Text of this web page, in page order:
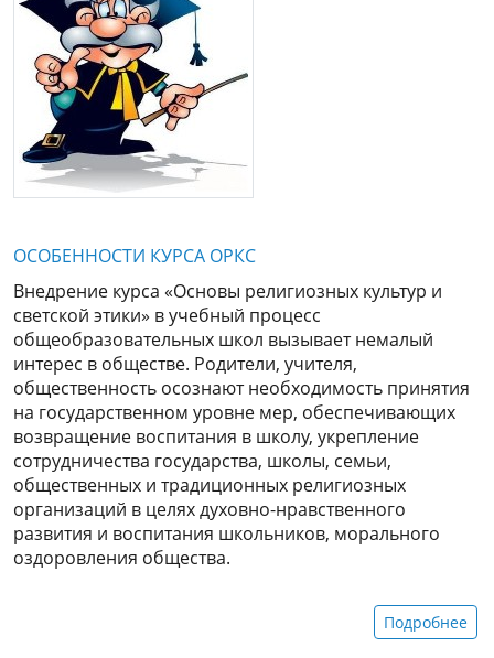
ОСОБЕННОСТИ КУРСА ОРКС
Внедрение курса «Основы религиозных культур и
светской этики» в учебный процесс
общеобразовательных школ вызывает немалый
интерес в обществе. Родители, учителя,
общественность осознают необходимость принятия
на государственном уровне мер, обеспечивающих
возвращение воспитания в школу, укрепление
сотрудничества государства, школы, семьи,
общественных и традиционных религиозных
организаций в целях духовно-нравственного
развития и воспитания школьников, морального
оздоровления общества.
Подробнее